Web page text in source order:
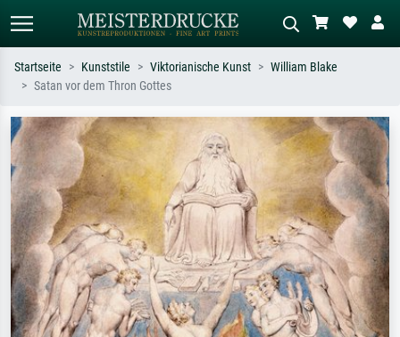
Suchen Sie nach Künstlern, Werktiteln
oder Stilen – z.B. Monet,
Sternennacht, Impressionismus, Welle
Hokusai, Akt.
Beschreiben Sie die Szene – z.B. Grüne
Wiese, Abstrakt mit viel Rot, Dunkles
Ölgemälde, Stehender Akt neben einem
Startseite Kunststile Viktorianische Kunst
William Blake
Satan vor dem Thron Gottes